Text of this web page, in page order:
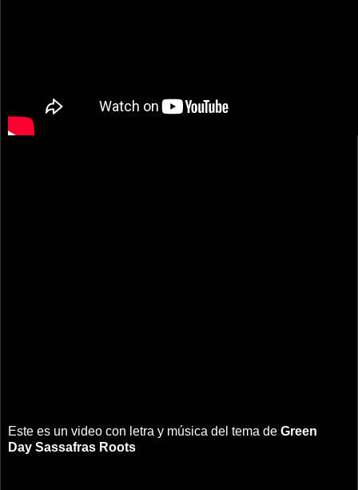
Este es un video con letra y música del tema de Green
Day Sassafras Roots